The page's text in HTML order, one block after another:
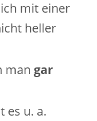
mit einer
heller
man gar
es u. a.